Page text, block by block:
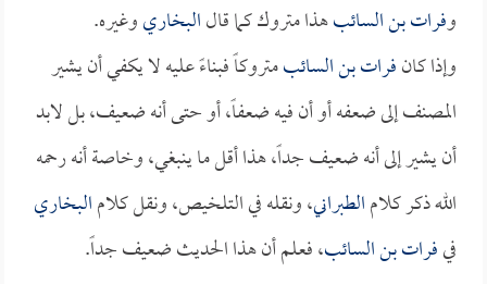
وفرات بن السائبهذا متروك كما قالالبخاريوغيره.
وإذا كانفرات بن السائبمتروكاً فبناءً عليه لا يكفي أن يشير
المصنف إلى ضعفه أو أن فيه ضعفاً، أو حتى أنه ضعيف، بل لابد
أن يشير إلى أنه ضعيف جداً، هذا أقل ما ينبغي، وخاصة أنه رحمه
الله ذكر كلامالطبراني، ونقله في التلخيص، ونقل كلامالبخاري
فيفرات بن السائب، فعلم أن هذا الحديث ضعيف جداً.